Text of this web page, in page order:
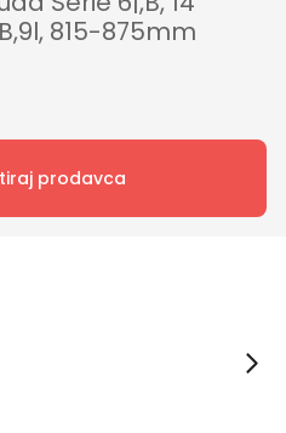
815-875mm
prodavca